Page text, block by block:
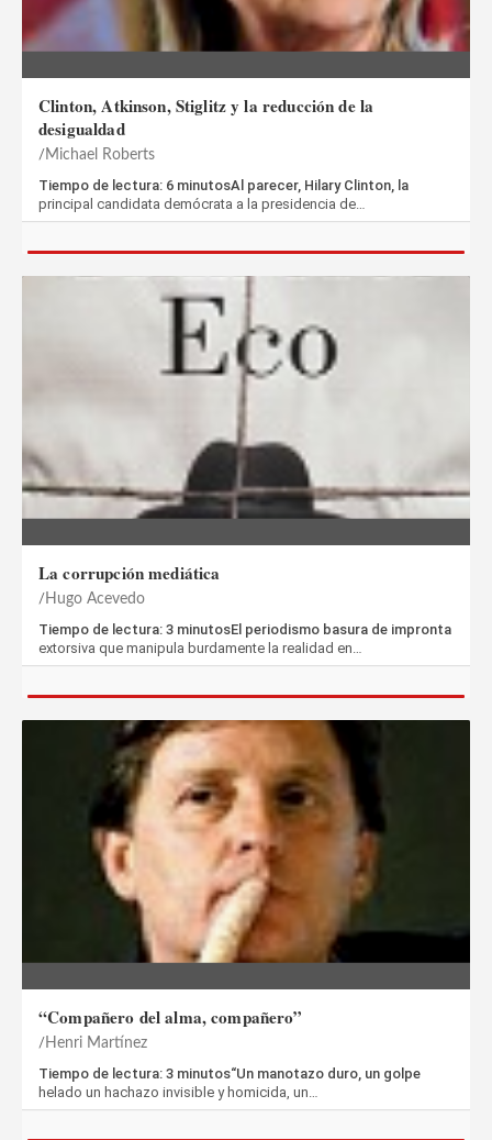
Clinton, Atkinson, Stiglitz y la reducción de la
desigualdad
Michael Roberts
Tiempo de lectura: 6 minutosAl parecer, Hilary Clinton, la
principal candidata demócrata a la presidencia de…
La corrupción mediática
Hugo Acevedo
Tiempo de lectura: 3 minutosEl periodismo basura de impronta
extorsiva que manipula burdamente la realidad en…
“Compañero del alma, compañero”
Henri Martínez
Tiempo de lectura: 3 minutos“Un manotazo duro, un golpe
helado un hachazo invisible y homicida, un…